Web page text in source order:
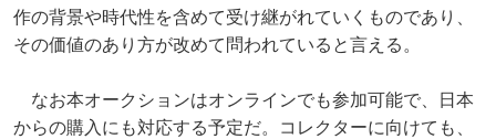
作の背景や時代性を含めて受け継がれていくものであり、
その価値のあり方が改めて問われていると言える。
なお本オークションはオンラインでも参加可能で、日本
からの購入にも対応する予定だ。コレクターに向けても、